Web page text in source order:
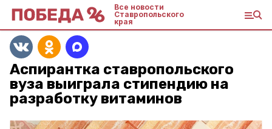
Все новости
Ставропольского
края
Аспирантка ставропольского
вуза выиграла стипендию на
разработку витаминов